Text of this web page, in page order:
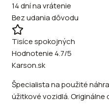
14 dní na vrátenie
Bez udania dôvodu
Tisíce spokojných
Hodnotenie 4.7/5
Karson.sk
Špecialista na použité
úžitkové vozidlá. Originálne